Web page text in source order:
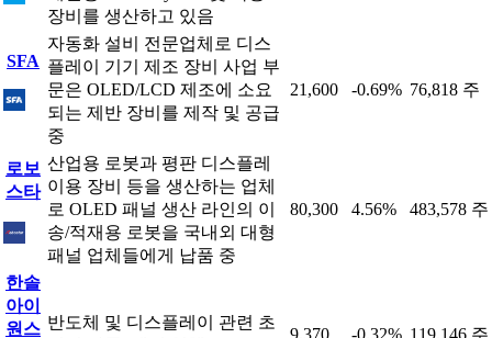
장비를 생산하고 있음
SFA
자동화 설비 전문업체로 디스
플레이 기기 제조 장비 사업 부
문은 OLED/LCD 제조에 소요
되는 제반 장비를 제작 및 공급
중
21,600 -0.69% 76,818 주
로보
스타
산업용 로봇과 평판 디스플레
이용 장비 등을 생산하는 업체
로 OLED 패널 생산 라인의 이
송/적재용 로봇을 국내외 대형
패널 업체들에게 납품 중
80,300 4.56% 483,578 주
한솔
아이
원스 반도체 및 디스플레이 관련 초
9,370 -0.32% 119,146 주